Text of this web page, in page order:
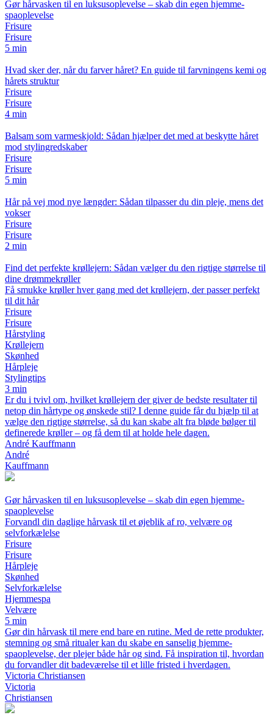
Gør hårvasken til en luksusoplevelse – skab din egen hjemme-
spaoplevelse
Frisure
Frisure
5 min
Hvad sker der, når du farver håret? En guide til farvningens kemi og
hårets struktur
Frisure
Frisure
4 min
Balsam som varmeskjold: Sådan hjælper det med at beskytte håret
mod stylingredskaber
Frisure
Frisure
5 min
Hår på vej mod nye længder: Sådan tilpasser du din pleje, mens det
vokser
Frisure
Frisure
2 min
Find det perfekte krøllejern: Sådan vælger du den rigtige størrelse til
dine drømmekrøller
Få smukke krøller hver gang med det krøllejern, der passer perfekt
til dit hår
Frisure
Frisure
Hårstyling
Krøllejern
Skønhed
Hårpleje
Stylingtips
3 min
Er du i tvivl om, hvilket krøllejern der giver de bedste resultater til
netop din hårtype og ønskede stil? I denne guide får du hjælp til at
vælge den rigtige størrelse, så du kan skabe alt fra bløde bølger til
definerede krøller – og få dem til at holde hele dagen.
André Kauffmann
André
Kauffmann
Gør hårvasken til en luksusoplevelse – skab din egen hjemme-
spaoplevelse
Forvandl din daglige hårvask til et øjeblik af ro, velvære og
selvforkælelse
Frisure
Frisure
Hårpleje
Skønhed
Selvforkælelse
Hjemmespa
Velvære
5 min
Gør din hårvask til mere end bare en rutine. Med de rette produkter,
stemning og små ritualer kan du skabe en sanselig hjemme-
spaoplevelse, der plejer både hår og sind. Få inspiration til, hvordan
du forvandler dit badeværelse til et lille fristed i hverdagen.
Victoria Christiansen
Victoria
Christiansen